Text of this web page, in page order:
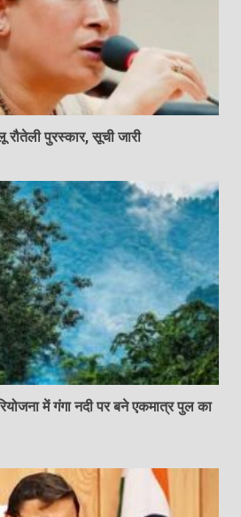
पुरस्कार, सूची जारी
में गंगा नदी पर बने एकमात्र पुल का